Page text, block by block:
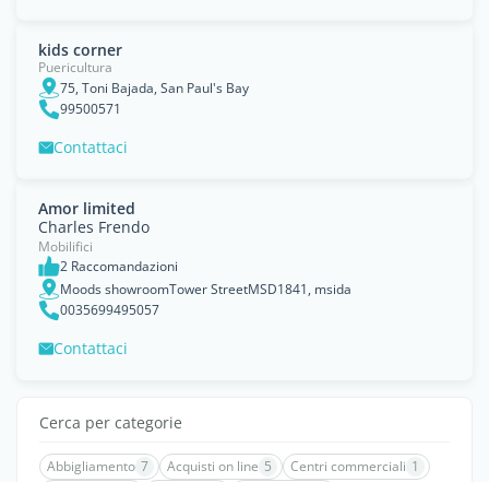
kids corner
Puericultura
75, Toni Bajada, San Paul's Bay
99500571
Contattaci
Amor limited
Charles Frendo
Mobilifici
2 Raccomandazioni
Moods showroomTower StreetMSD1841, msida
0035699495057
Contattaci
Cerca per categorie
Abbigliamento 7 Acquisti on line 5 Centri commerciali 1